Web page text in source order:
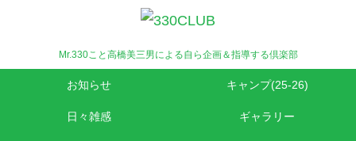
Mr.330こと高橋美三男による自ら企画＆指導する倶楽部
お知らせ キャンプ(25-26)
日々雑感 ギャラリー